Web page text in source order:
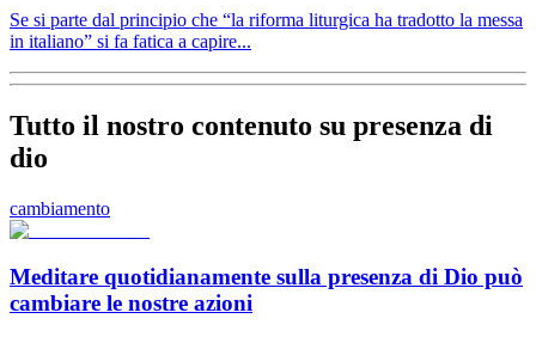
Se si parte dal principio che “la riforma liturgica ha tradotto la messa
in italiano” si fa fatica a capire...
Tutto il nostro contenuto su presenza di
dio
cambiamento
Meditare quotidianamente sulla presenza di Dio può
cambiare le nostre azioni